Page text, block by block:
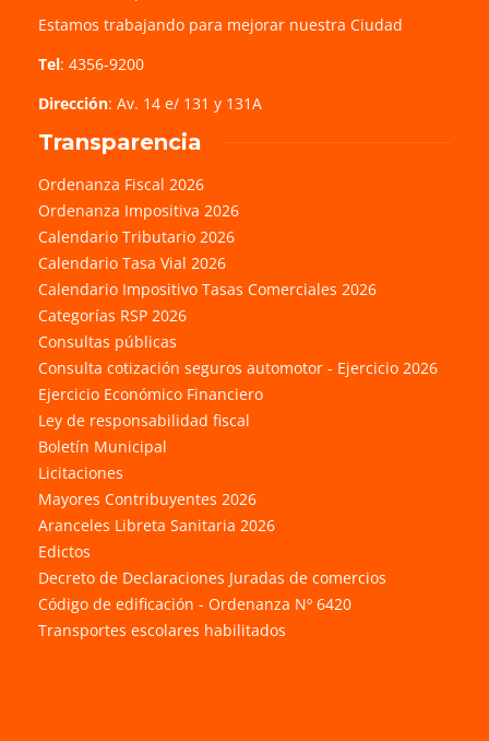
Estamos trabajando para mejorar nuestra Ciudad
Tel: 4356-9200
Dirección: Av. 14 e/ 131 y 131A
Transparencia
Ordenanza Fiscal 2026
Ordenanza Impositiva 2026
Calendario Tributario 2026
Calendario Tasa Vial 2026
Calendario Impositivo Tasas Comerciales 2026
Categorías RSP 2026
Consultas públicas
Consulta cotización seguros automotor - Ejercicio 2026
Ejercicio Económico Financiero
Ley de responsabilidad fiscal
Boletín Municipal
Licitaciones
Mayores Contribuyentes 2026
Aranceles Libreta Sanitaria 2026
Edictos
Decreto de Declaraciones Juradas de comercios
Código de edificación - Ordenanza Nº 6420
Transportes escolares habilitados